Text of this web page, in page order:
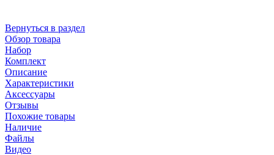
Вернуться в раздел
Обзор товара
Набор
Комплект
Описание
Характеристики
Аксессуары
Отзывы
Похожие товары
Наличие
Файлы
Видео